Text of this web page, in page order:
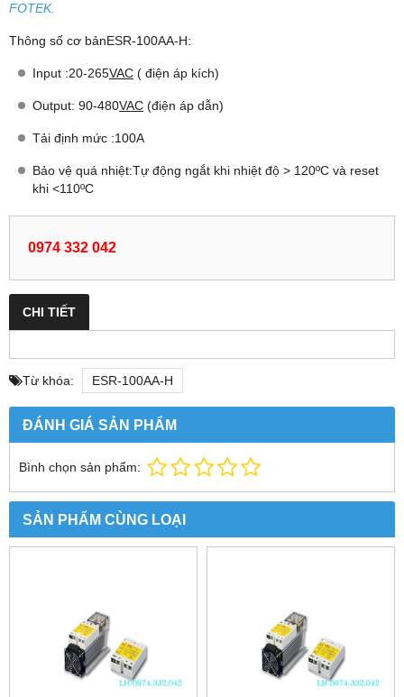
FOTEK.
Thông số cơ bảnESR-100AA-H:
Input :20-265VAC ( điện áp kích)
Output: 90-480VAC (điện áp dẫn)
Tải định mức :100A
Bảo vệ quá nhiệt:Tự động ngắt khi nhiệt độ > 120ºC và reset
khi <110ºC
0974 332 042
CHI TIẾT
Từ khóa: ESR-100AA-H
ĐÁNH GIÁ SẢN PHẨM
Bình chọn sản phẩm:
SẢN PHẨM CÙNG LOẠI